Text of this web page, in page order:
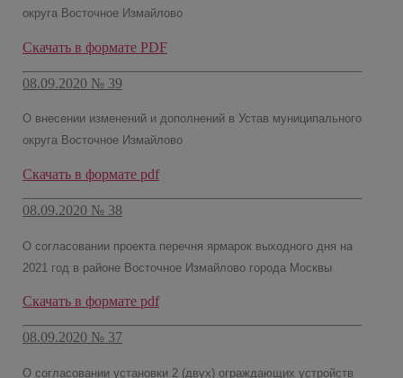
округа Восточное Измайлово
Скачать в формате PDF
08.09.2020 № 39
О внесении изменений и дополнений в Устав муниципального
округа Восточное Измайлово
Скачать в формате pdf
08.09.2020 № 38
О согласовании проекта перечня ярмарок выходного дня на
2021 год в районе Восточное Измайлово города Москвы
Скачать в формате pdf
08.09.2020 № 37
О согласовании установки 2 (двух) ограждающих устройств